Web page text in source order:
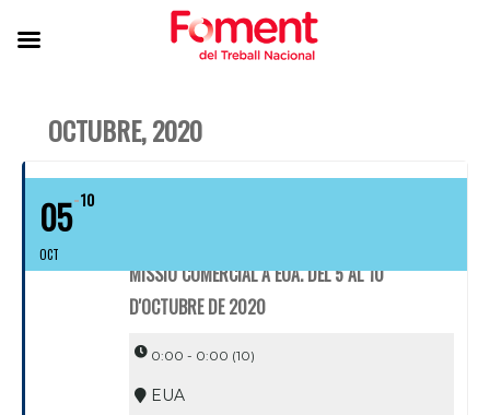
OCTUBRE, 2020
05
OCT
10
MISSIÓ COMERCIAL A EUA. DEL 5 AL 10
D'OCTUBRE DE 2020
0:00 - 0:00 (10)
EUA